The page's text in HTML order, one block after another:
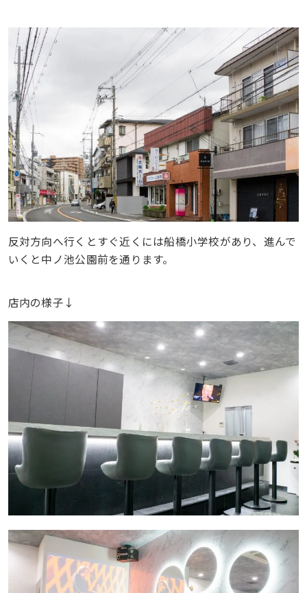
反対方向へ行くとすぐ近くには船橋小学校があり、進んで
いくと中ノ池公園前を通ります。
店内の様子↓